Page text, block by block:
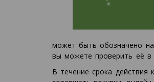
может быть обозначено
вы можете проверить её
В течение срока